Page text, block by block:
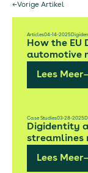
←Vorige Artikel
Articles04-14-2025
How the
automotive
Lees Meer
Case Studies03-28-2025
Digidentity
streamlines
Lees Meer